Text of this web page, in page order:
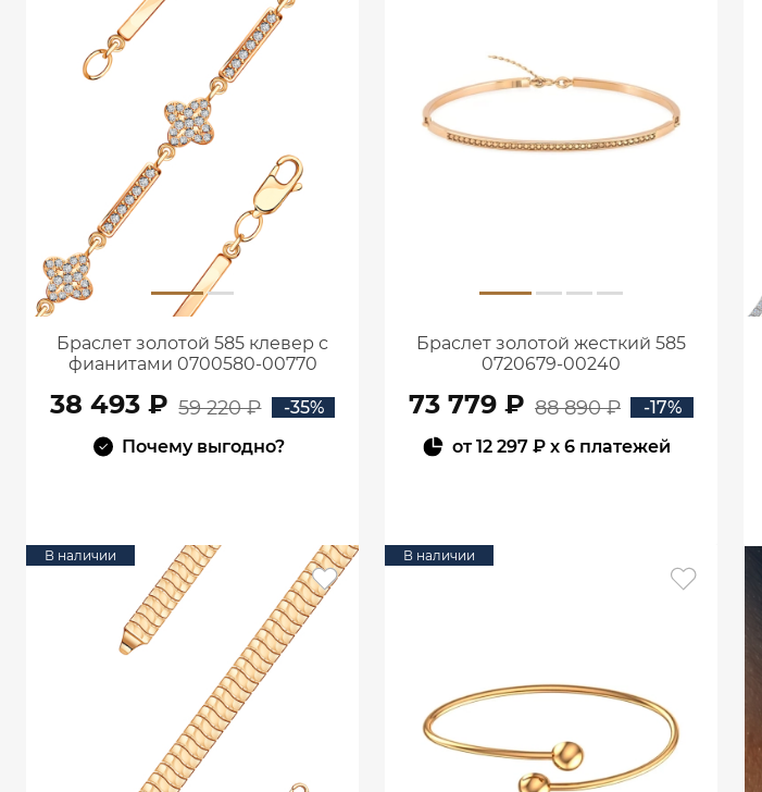
Браслет золотой 585 клевер с
фианитами 0700580-00770
38 493 ₽ 59 220 ₽
-35%
Почему выгодно?
Браслет золотой жесткий 585
0720679-00240
73 779 ₽ 88 890 ₽
-17%
от12 297 ₽ x 6 платежей
В наличии В наличии